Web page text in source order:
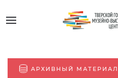
АРХИВНЫЙ МАТЕРИАЛ